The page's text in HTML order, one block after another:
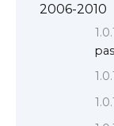
2006-2010